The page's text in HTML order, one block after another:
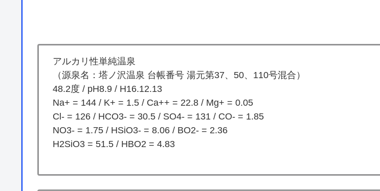
アルカリ性単純温泉
（源泉名：塔ノ沢温泉 台帳番号 湯元第37、50、110号混合）
48.2度 / pH8.9 / H16.12.13
Na+ = 144 / K+ = 1.5 / Ca++ = 22.8 / Mg+ = 0.05
Cl- = 126 / HCO3- = 30.5 / SO4- = 131 / CO- = 1.85
NO3- = 1.75 / HSiO3- = 8.06 / BO2- = 2.36
H2SiO3 = 51.5 / HBO2 = 4.83